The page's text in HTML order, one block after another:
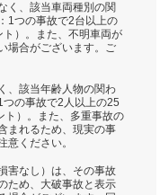
く、該当車両種別の関
1つの事故で2台以上の
）。また、不明車両が
場合がございます。ご
、該当年齢人物の関わ
の事故で2人以上の25
ト）。また、多重事故の
まれるため、現実の事
意ください。
害なし）は、その事故
ため、大破事故と表示